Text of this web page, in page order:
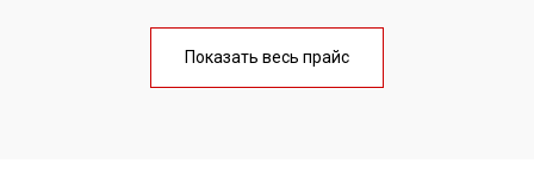
Показать весь прайс